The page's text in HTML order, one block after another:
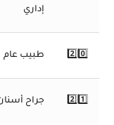
إداري
2️⃣0️⃣ طبيب عام
2️⃣1️⃣ جراح